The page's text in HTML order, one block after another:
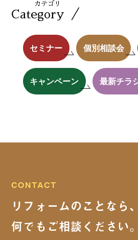
カテゴリ
Category ／
セミナー 個別相談会
キャンペーン 最新チラ
CONTACT
リフォームのことなら、
何でもご相談ください。